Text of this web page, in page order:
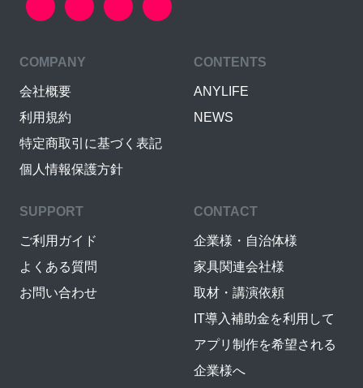
COMPANY
会社概要
利用規約
特定商取引に基づく表記
個人情報保護方針
CONTENTS
ANYLIFE
NEWS
SUPPORT
ご利用ガイド
よくある質問
お問い合わせ
CONTACT
企業様・自治体様
家具関連会社様
取材・講演依頼
IT導入補助金を利用して
アプリ制作を希望される
企業様へ